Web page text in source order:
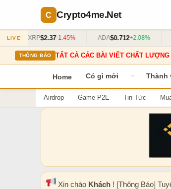
Crypto4me.Net
LIVEXRP $2.37-1.45% $0.712+2.08%
THÔNG BÁO TẤT CẢ CÁC BÀI VIẾT CHẤT
Home Có gì mới Thành
Airdrop Game P2E Tin Tức
Xin chào Khách ! [Thông Báo]